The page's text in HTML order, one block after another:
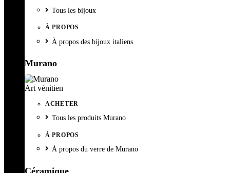
Tous les bijoux
À PROPOS
À propos des bijoux italiens
Murano
Art vénitien
ACHETER
Tous les produits Murano
À PROPOS
À propos du verre de Murano
Céramique